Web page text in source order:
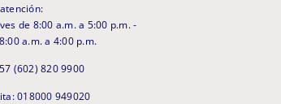
de 8:00 a.m. a 5:00 p.m. -
a.m. a 4:00 p.m.
(602) 820 9900
018000 949020